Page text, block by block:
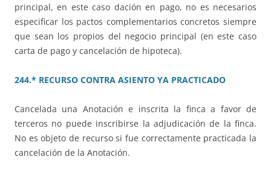
principal, en este caso dación en pago, no es necesarios
especificar los pactos complementarios concretos siempre
que sean los propios del negocio principal (en este caso
carta de pago y cancelación de hipoteca).
244.* RECURSO CONTRA ASIENTO YA PRACTICADO
Cancelada una Anotación e inscrita la finca a favor de
terceros no puede inscribirse la adjudicación de la finca.
No es objeto de recurso si fue correctamente practicada la
cancelación de la Anotación.